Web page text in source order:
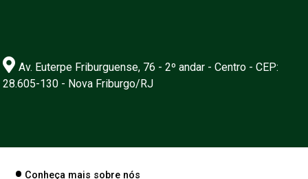
Av. Euterpe Friburguense, 76 - 2º andar - Centro - CEP:
28.605-130 - Nova Friburgo/RJ
Conheça mais sobre nós